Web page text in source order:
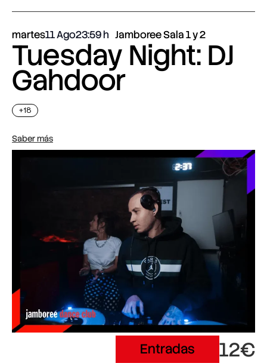
martes11 Ago23:59 Jamboree Sala 1 y 2
Tuesday Night: DJ
Gahdoor
+18
Saber más
Entradas 12€